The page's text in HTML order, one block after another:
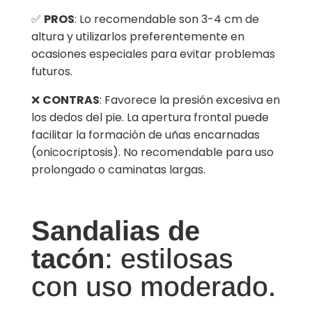
✅ PROS: Lo recomendable son 3-4 cm de
altura y utilizarlos preferentemente en
ocasiones especiales para evitar problemas
futuros.
❌ CONTRAS: Favorece la presión excesiva en
los dedos del pie. La apertura frontal puede
facilitar la formación de uñas encarnadas
(onicocriptosis). No recomendable para uso
prolongado o caminatas largas.
Sandalias de
tacón: estilosas
con uso moderado.